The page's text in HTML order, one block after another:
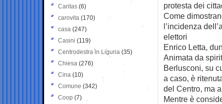
protesta dei
Come
l’incidenza
elettori
Enrico Letta,
Animata da
Berlusconi, su
a caso, è
del Centro, ma
Mentre è
Caritas (6)
carovita (170)
casa (247)
Casini (119)
Centrodestra in Liguria (35)
Chiesa (276)
Cina (10)
Comune (342)
Coop (7)